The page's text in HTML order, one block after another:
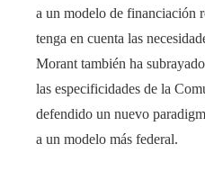
a un modelo de financiación
tenga en cuenta las
Morant también ha
las especificidades de la
defendido un nuevo
a un modelo más federal.